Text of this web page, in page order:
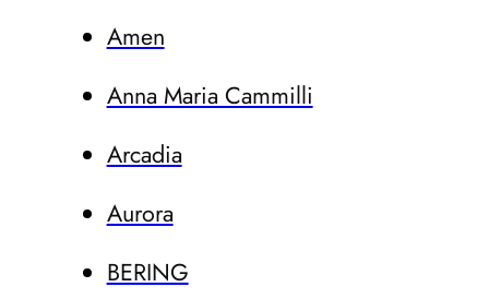
Amen
Anna Maria Cammilli
Arcadia
Aurora
BERING